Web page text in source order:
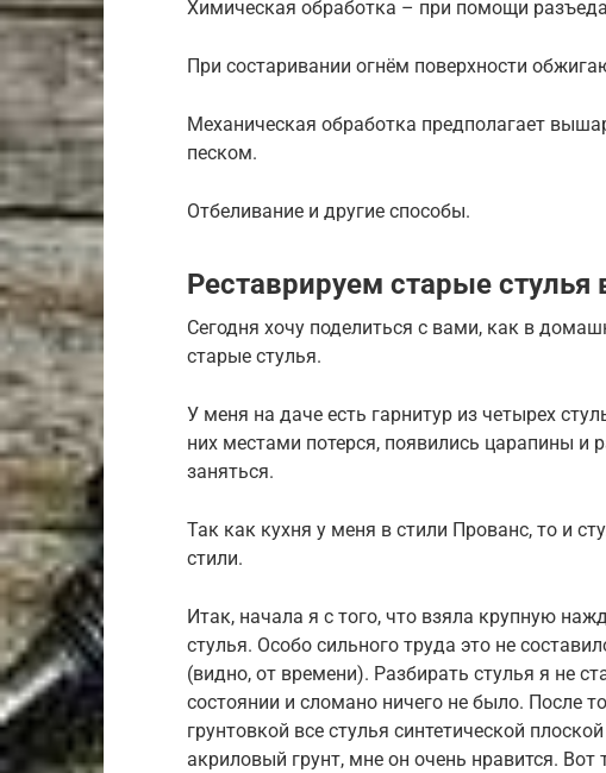
Химическая обработка – при помощи
При состаривании огнём поверхности
Механическая обработка предполагает
песком.
Отбеливание и другие способы.
Реставрируем старые стулья
Сегодня хочу поделиться с вами, как в
старые стулья.
У меня на даче есть гарнитур из четырех
них местами потерся, появились царапины и
заняться.
Так как кухня у меня в стили Прованс, то и
стили.
Итак, начала я с того, что взяла крупную
стулья. Особо сильного труда это не
(видно, от времени). Разбирать стулья я не
состоянии и сломано ничего не было. После
грунтовкой все стулья синтетической
акриловый грунт, мне он очень нравится. Вот